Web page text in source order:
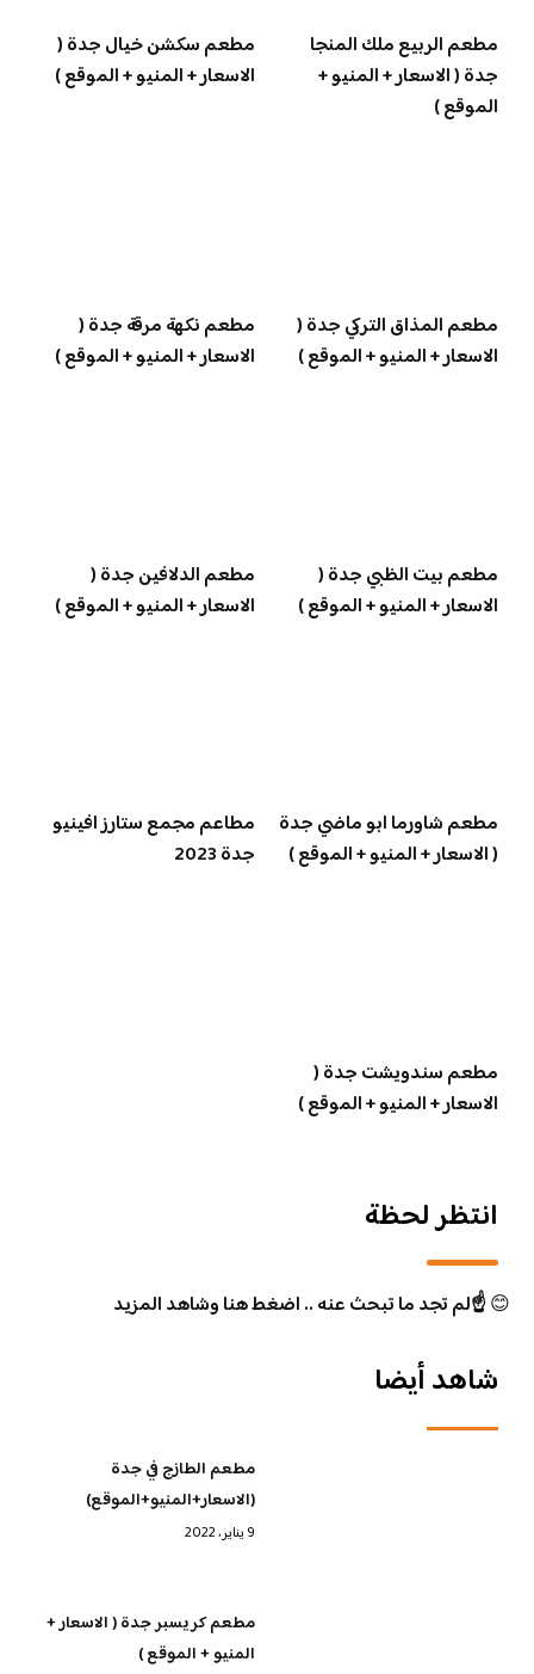
مطعم الربيع ملك المنجا
جدة ( الاسعار + المنيو +
الموقع )
مطعم سكشن خيال جدة (
الاسعار + المنيو + الموقع )
مطعم المذاق التركي جدة (
الاسعار + المنيو + الموقع )
مطعم نكهة مرقة جدة (
الاسعار + المنيو + الموقع )
مطعم بيت الظبي جدة (
الاسعار + المنيو + الموقع )
مطعم الدلافين جدة (
الاسعار + المنيو + الموقع )
مطعم شاورما ابو ماضي جدة
( الاسعار + المنيو + الموقع )
مطاعم مجمع ستارز افينيو
جدة 2023
مطعم سندويشت جدة (
الاسعار + المنيو + الموقع )
انتظر لحظة
😊☝️لم تجد ما تبحث عنه .. اضغط هنا وشاهد المزيد
شاهد أيضا
مطعم الطازج في جدة
(الاسعار+المنيو+الموقع)
9 يناير، 2022
مطعم كريسبر جدة ( الاسعار +
المنيو + الموقع )